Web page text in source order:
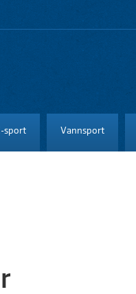
sport Vannsport